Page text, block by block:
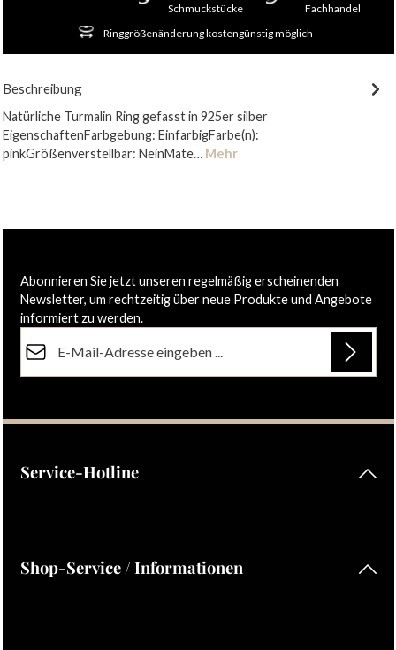
Schmuckstücke
Fachhandel
Ringgrößenänderung kostengünstig möglich
Beschreibung
Natürliche Turmalin Ring gefasst in 925er silber
EigenschaftenFarbgebung: EinfarbigFarbe(n):
pinkGrößenverstellbar: NeinMate… Mehr
Abonnieren Sie jetzt unseren regelmäßig erscheinenden
Newsletter, um rechtzeitig über neue Produkte und Angebote
informiert zu werden.
Ich habe dieDatenschutzbestimmungenzur Kenntnis
Service-Hotline
Shop-Service / Informationen